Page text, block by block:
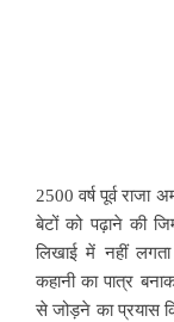
2500 वर्ष पूर्व राजा
बेटों को पढ़ाने की
लिखाई में नहीं
कहानी का पात्र
से जोड़ने का प्रयास